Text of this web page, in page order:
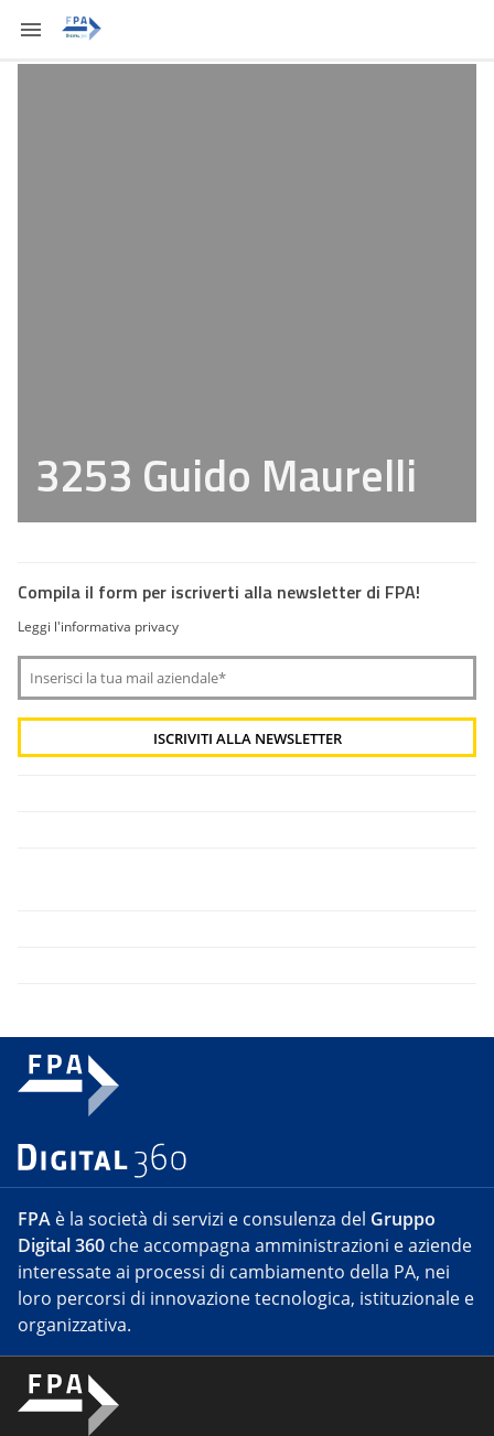
3253 Guido Maurelli
Compila il form per iscriverti alla newsletter di FPA!
Leggi l'informativa privacy
FPA è la società di servizi e consulenza del Gruppo
Digital 360 che accompagna amministrazioni e aziende
interessate ai processi di cambiamento della PA, nei
loro percorsi di innovazione tecnologica, istituzionale e
organizzativa.